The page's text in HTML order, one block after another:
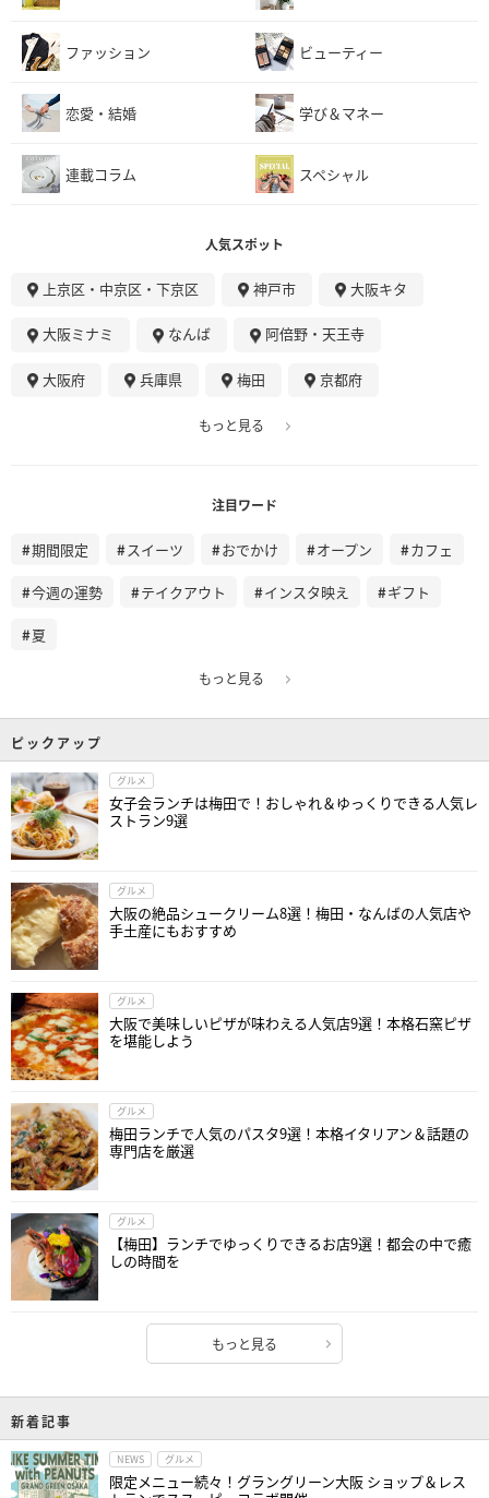
ファッション ビューティー
恋愛・結婚 学び＆マネー
連載コラム スペシャル
人気スポット
上京区・中京区・下京区 神戸市 大阪キタ
大阪ミナミ なんば 阿倍野・天王寺
大阪府 兵庫県 梅田 京都府
もっと見る
注目ワード
期間限定 スイーツ おでかけ オープン カフェ
今週の運勢 テイクアウト インスタ映え ギフト
夏
もっと見る
ピックアップ
グルメ
女子会ランチは梅田で！おしゃれ＆ゆっくりできる人気レ
ストラン9選
グルメ
大阪の絶品シュークリーム8選！梅田・なんばの人気店や
手土産にもおすすめ
グルメ
大阪で美味しいピザが味わえる人気店9選！本格石窯ピザ
を堪能しよう
グルメ
梅田ランチで人気のパスタ9選！本格イタリアン＆話題の
専門店を厳選
グルメ
【梅田】ランチでゆっくりできるお店9選！都会の中で癒
しの時間を
もっと見る
新着記事
NEWS グルメ
限定メニュー続々！グラングリーン大阪 ショップ＆レス